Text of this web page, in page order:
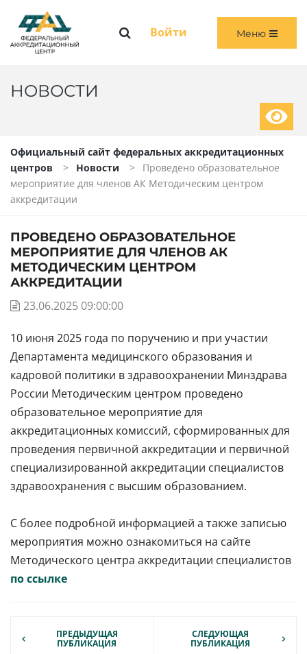
Войти Меню
НОВОСТИ
Официальный сайт федеральных аккредитационных
центров
Новости
Проведено образовательное
мероприятие для членов АК Методическим центром
аккредитации
ПРОВЕДЕНО ОБРАЗОВАТЕЛЬНОЕ
МЕРОПРИЯТИЕ ДЛЯ ЧЛЕНОВ АК
МЕТОДИЧЕСКИМ ЦЕНТРОМ
АККРЕДИТАЦИИ
23.06.2025 09:00:00
10 июня 2025 года по поручению и при участии
Департамента медицинского образования и
кадровой политики в здравоохранении Минздрава
России Методическим центром проведено
образовательное мероприятие для
аккредитационных комиссий, сформированных для
проведения первичной аккредитации и первичной
специализированной аккредитации специалистов
здравоохранения с высшим образованием.
С более подробной информацией а также записью
мероприятия можно ознакомиться на сайте
Методического центра аккредитации специалистов
по ссылке
ПРЕДЫДУЩАЯ
ПУБЛИКАЦИЯ
СЛЕДУЮЩАЯ
ПУБЛИКАЦИЯ
ГЛАВНАЯ
ОБЩАЯ ИНФОРМАЦИЯ
ПЕРИОДИЧЕСКАЯ АККРЕДИТАЦИЯ
ЧЛЕНАМ АККРЕДИТАЦИОННЫХ КОМИССИЙ